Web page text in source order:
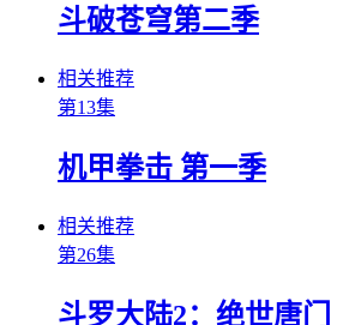
斗破苍穹第二季
相关推荐
第13集
机甲拳击 第一季
相关推荐
第26集
斗罗大陆2：绝世唐门